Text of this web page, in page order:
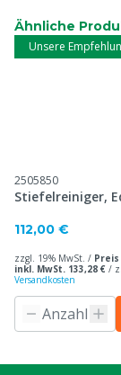
Ähnliche
Unsere
2505850
Stiefelreiniger,
112,00 €
zzgl. 19% MwSt. /
inkl. MwSt. 133,28 € /
Versandkosten